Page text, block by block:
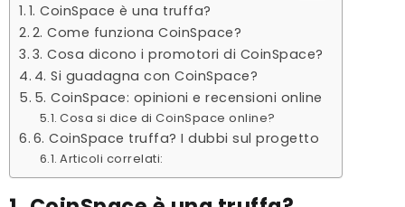
1. CoinSpace è una truffa?
2. Come funziona CoinSpace?
3. Cosa dicono i promotori di CoinSpace?
4. Si guadagna con CoinSpace?
5. CoinSpace: opinioni e recensioni online
Cosa si dice di CoinSpace online?
6. CoinSpace truffa? I dubbi sul progetto
Articoli correlati: